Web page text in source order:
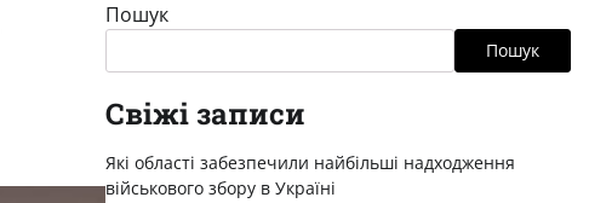
Пошук
Пошук
Свіжі записи
Які області забезпечили найбільші надходження
військового збору в Україні